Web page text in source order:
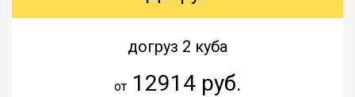
догруз 2 куба
от12914 руб.